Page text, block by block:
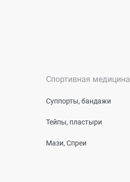
Спортивная медицина
Суппорты, бандажи
Тейпы, пластыри
Мази, Спреи